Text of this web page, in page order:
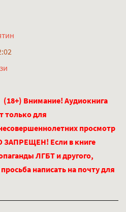
(18+) Внимание! Аудиокнига
только для
просмотр
ЗАПРЕЩЕН! Если в книге
ЛГБТ и другого,
написать на почту для